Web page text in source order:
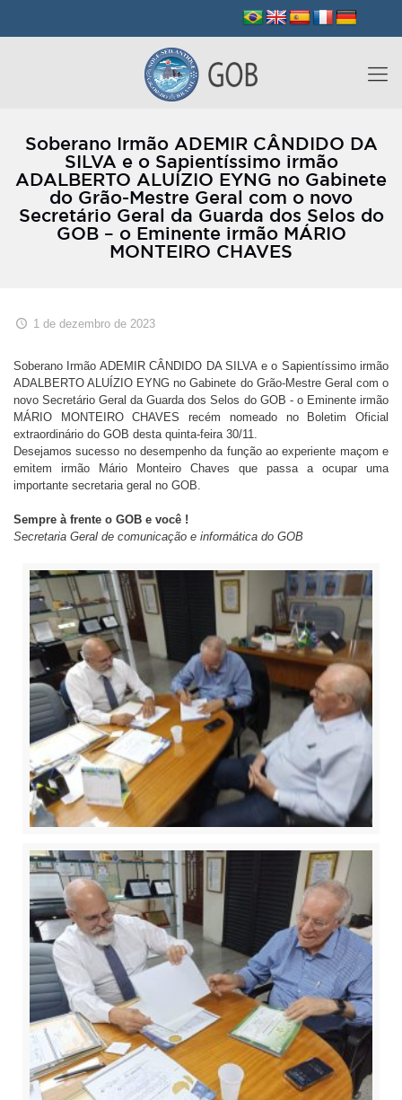
Soberano Irmão ADEMIR CÂNDIDO DA
SILVA e o Sapientíssimo irmão
ADALBERTO ALUÍZIO EYNG no Gabinete
do Grão-Mestre Geral com o novo
Secretário Geral da Guarda dos Selos do
GOB – o Eminente irmão MÁRIO
MONTEIRO CHAVES
1 de dezembro de 2023
Soberano Irmão ADEMIR CÂNDIDO DA SILVA e o Sapientíssimo irmão
ADALBERTO ALUÍZIO EYNG no Gabinete do Grão-Mestre Geral com o
novo Secretário Geral da Guarda dos Selos do GOB - o Eminente irmão
MÁRIO MONTEIRO CHAVES recém nomeado no Boletim Oficial
extraordinário do GOB desta quinta-feira 30/11.
Desejamos sucesso no desempenho da função ao experiente maçom e
emitem irmão Mário Monteiro Chaves que passa a ocupar uma
importante secretaria geral no GOB.
Sempre à frente o GOB e você !
Secretaria Geral de comunicação e informática do GOB